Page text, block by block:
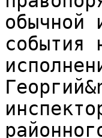
обычной
события